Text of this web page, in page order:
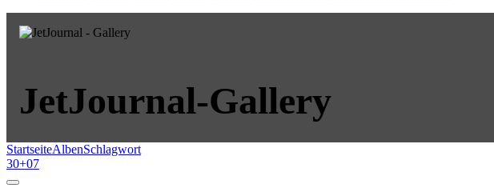
JetJournal-Gallery
StartseiteAlbenSchlagwort
30+07